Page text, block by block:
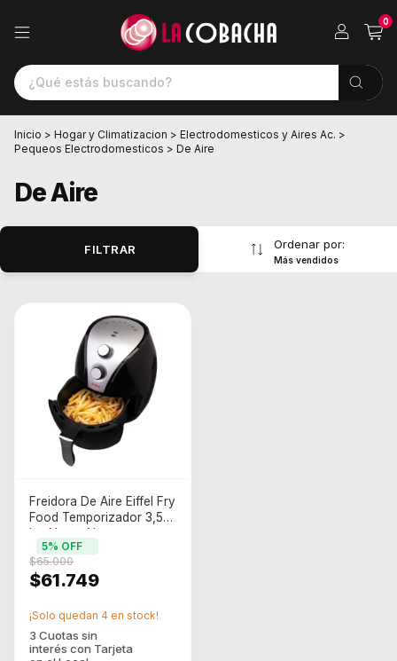
0
Inicio > Hogar y Climatizacion > Electrodomesticos y Aires Ac. >
Pequeos Electrodomesticos > De Aire
De Aire
FILTRAR Ordenar por:
Más vendidos
Freidora De Aire Eiffel Fry
Food Temporizador 3,5
Lts Negra Negro
$61.749
$65.000
5% OFF
¡Solo quedan 4 en stock!